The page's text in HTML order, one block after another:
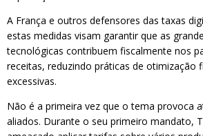
A França e outros defensores das taxas
estas medidas visam garantir que as
tecnológicas contribuem fiscalmente nos
receitas, reduzindo práticas de otimização
excessivas.
Não é a primeira vez que o tema provoca
aliados. Durante o seu primeiro mandato,